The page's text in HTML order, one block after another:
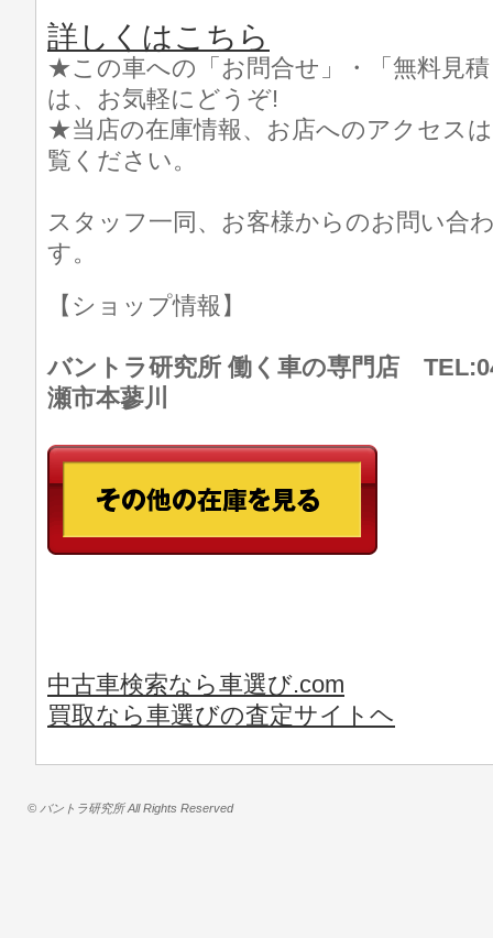
詳しくはこちら
★この車への「お問合せ」・「無料見
は、お気軽にどうぞ!
★当店の在庫情報、お店へのアクセス
覧ください。
スタッフ一同、お客様からのお問い合
す。
【ショップ情報】
バントラ研究所 働く車の専門店
瀬市本蓼川
中古車検索なら車選び.com
買取なら車選びの査定サイトヘ
© バントラ研究所 All Rights Reserved